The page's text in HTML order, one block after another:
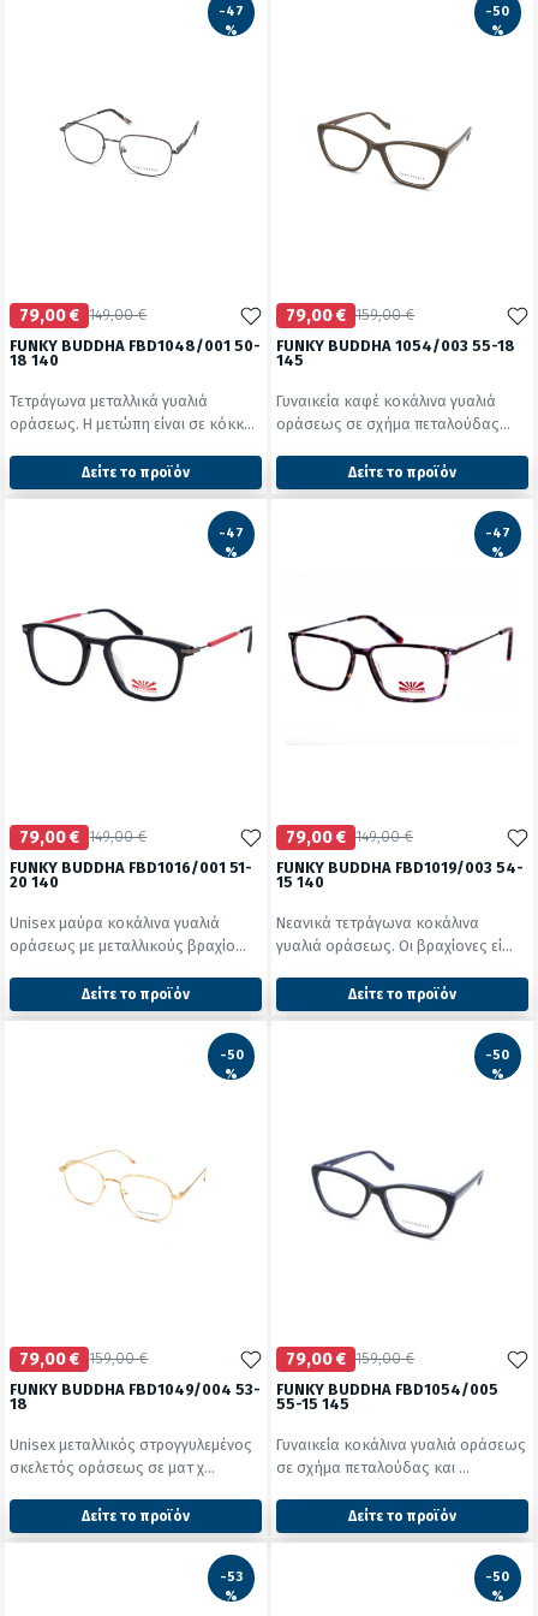
-47
%
79,00 € 149,00 €
FUNKY BUDDHA FBD1048/001 50-
18 140
Τετράγωνα μεταλλικά γυαλιά
οράσεως. Η μετώπη είναι σε κόκκ...
Δείτε το προϊόν
2428
-50
%
79,00 € 159,00 €
FUNKY BUDDHA 1054/003 55-18
145
Γυναικεία καφέ κοκάλινα γυαλιά
οράσεως σε σχήμα πεταλούδας...
Δείτε το προϊόν
2428
-47
%
79,00 € 149,00 €
FUNKY BUDDHA FBD1016/001 51-
20 140
Unisex μαύρα κοκάλινα γυαλιά
οράσεως με μεταλλικούς βραχίο...
Δείτε το προϊόν
2427
-47
%
79,00 € 149,00 €
FUNKY BUDDHA FBD1019/003 54-
15 140
Νεανικά τετράγωνα κοκάλινα
γυαλιά οράσεως. Οι βραχίονες εί...
Δείτε το προϊόν
2427
-50
%
79,00 € 159,00 €
FUNKY BUDDHA FBD1049/004 53-
18
Unisex μεταλλικός στρογγυλεμένος
σκελετός οράσεως σε ματ χ...
Δείτε το προϊόν
2428
-50
%
79,00 € 159,00 €
FUNKY BUDDHA FBD1054/005
55-15 145
Γυναικεία κοκάλινα γυαλιά οράσεως
σε σχήμα πεταλούδας και ...
Δείτε το προϊόν
2428
-53
%
-50
%